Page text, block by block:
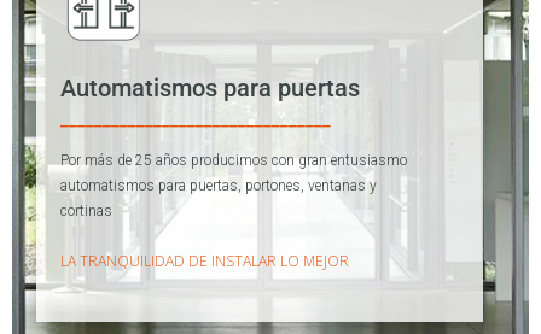
Automatismos para puertas
________________________________
Por más de 25 años producimos con gran entusiasmo
automatismos para puertas, portones, ventanas y
cortinas
LA TRANQUILIDAD DE INSTALAR LO MEJOR